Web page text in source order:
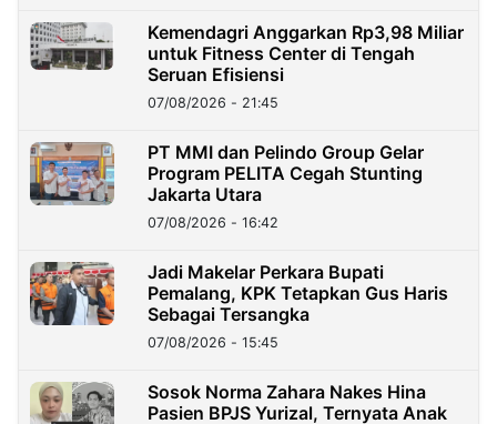
Kemendagri Anggarkan Rp3,98 Miliar
untuk Fitness Center di Tengah
Seruan Efisiensi
07/08/2026 - 21:45
PT MMI dan Pelindo Group Gelar
Program PELITA Cegah Stunting
Jakarta Utara
07/08/2026 - 16:42
Jadi Makelar Perkara Bupati
Pemalang, KPK Tetapkan Gus Haris
Sebagai Tersangka
07/08/2026 - 15:45
Sosok Norma Zahara Nakes Hina
Pasien BPJS Yurizal, Ternyata Anak